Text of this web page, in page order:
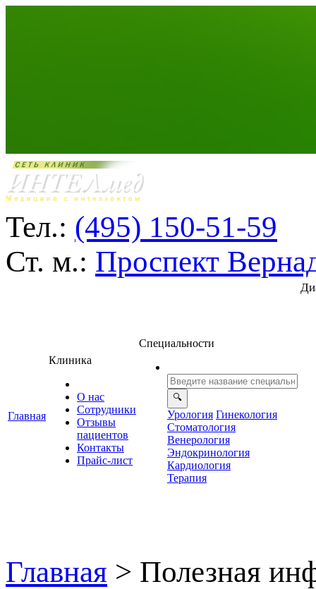
Тел.: (495) 150-51-59
Ст. м.: Проспект
Главная
Клиника
О нас
Сотрудники
Отзывы
ациенто
Контакты
Прайс-лист
Специальности
Урология Гинекология
Стоматология
енерология
Эндокринология
Кардиология
Терапия
Главная > Полезная